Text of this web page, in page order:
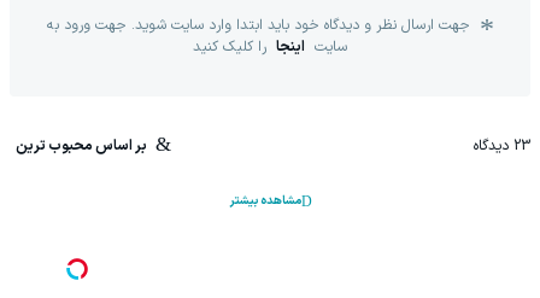
جهت ارسال نظر و دیدگاه خود باید ابتدا وارد سایت شوید. جهت ورود به
سایت اینجا را کلیک کنید
23 دیدگاه بر اساس محبوب ترین
مشاهده بیشتر